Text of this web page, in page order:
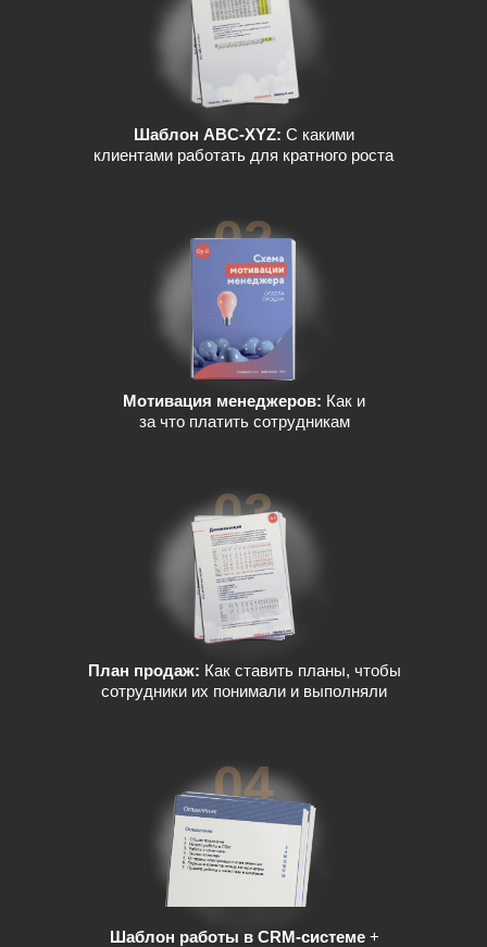
03
План продаж: Как ставить планы, чтобы
сотрудники их понимали и выполняли
02
Мотивация менеджеров: Как и
за что платить сотрудникам
Шаблон ABC-XYZ: С какими
клиентами работать для кратного роста
04
Шаблон работы в CRM-системе +